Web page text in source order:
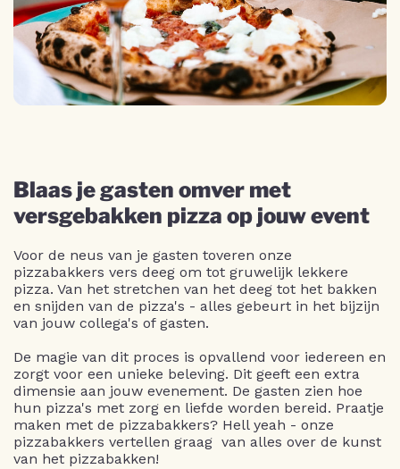
Blaas je gasten omver met
versgebakken pizza op jouw event
Voor de neus van je gasten toveren onze
pizzabakkers vers deeg om tot gruwelijk lekkere
pizza. Van het stretchen van het deeg tot het bakken
en snijden van de pizza's - alles gebeurt in het bijzijn
van jouw collega's of gasten.
De magie van dit proces is opvallend voor iedereen en
zorgt voor een unieke beleving. Dit geeft een extra
dimensie aan jouw evenement. De gasten zien hoe
hun pizza's met zorg en liefde worden bereid. Praatje
maken met de pizzabakkers? Hell yeah - onze
pizzabakkers vertellen graag van alles over de kunst
van het pizzabakken!